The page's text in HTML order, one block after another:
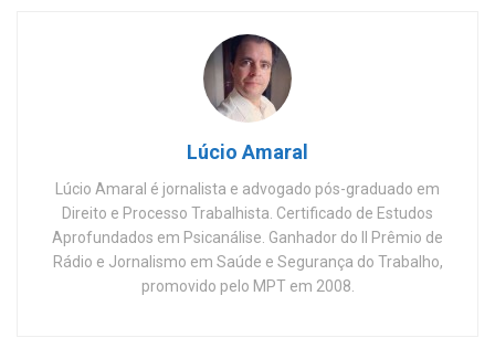
Lúcio Amaral
Lúcio Amaral é jornalista e advogado pós-graduado em
Direito e Processo Trabalhista. Certificado de Estudos
Aprofundados em Psicanálise. Ganhador do II Prêmio de
Rádio e Jornalismo em Saúde e Segurança do Trabalho,
promovido pelo MPT em 2008.